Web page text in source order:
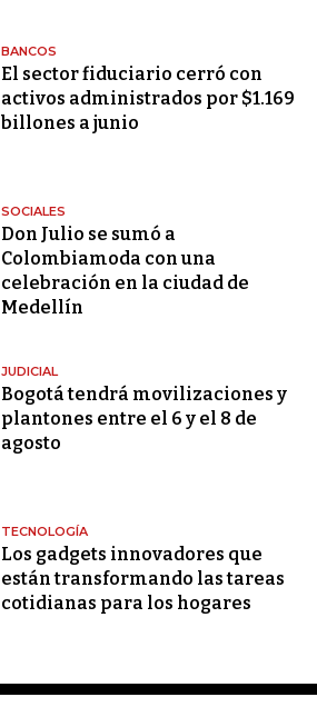
BANCOS
El sector fiduciario cerró con
activos administrados por $1.169
billones a junio
SOCIALES
Don Julio se sumó a
Colombiamoda con una
celebración en la ciudad de
Medellín
JUDICIAL
Bogotá tendrá movilizaciones y
plantones entre el 6 y el 8 de
agosto
TECNOLOGÍA
Los gadgets innovadores que
están transformando las tareas
cotidianas para los hogares